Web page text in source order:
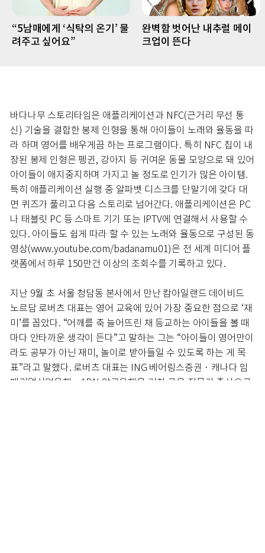
“5남매에게 ‘식탁의 온기’ 물
려주고 싶어요”
완벽함 벗어난 내추럴 메이
크업이 뜬다
바다나무 스토리타임은 애플리케이션과 NFC(근거리 무선 통
신) 기술을 결합한 봉제 인형을 통해 아이들이 노래와 율동을 따
라 하며 영어를 배우게끔 하는 프로그램이다. 특히 NFC 칩이 내
장된 봉제 인형은 펭귄, 강아지 등 귀여운 동물 모양으로 돼 있어
아이들이 애지중지하며 가지고 놀 정도로 인기가 많은 아이템.
특히 애플리케이션 실행 중 알파벳 디스크를 단말기에 갖다 대
면 퀴즈가 풀리고 다음 스토리로 넘어간다. 애플리케이션은 PC
나 태블릿 PC 등 스마트 기기 또는 IPTV에 연결해서 사용할 수
있다. 아이들도 쉽게 따라 할 수 있는 노래와 율동으로 구성된 동
영상(www.youtube.com/badanamu01)은 전 세계 미디어 플
랫폼에서 하루 150만건 이상의 조회수를 기록하고 있다.
지난 9월 초 서울 청담동 본사에서 만난 캄아일랜드 데이비드
노르담 로버츠 대표는 영어 교육에 있어 가장 중요한 점으로 ‘재
미’를 꼽았다. “어깨를 축 늘어뜨린 채 등교하는 아이들을 볼 때
마다 안타까운 생각이 든다”고 말하는 그는 “아이들이 영어만이
라도 공부가 아닌 재미, 놀이로 받아들일 수 있도록 하는 게 목
표”라고 말했다. 로버츠 대표는 ING 베어링스증권 · 캐나다 임
페리얼상업은행 · ABN 암로은행을 거친 금융 전문가 출신으로,